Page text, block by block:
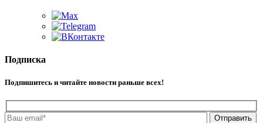
Подписка
Подпишитесь и читайте новости раньше всех!
Отправить